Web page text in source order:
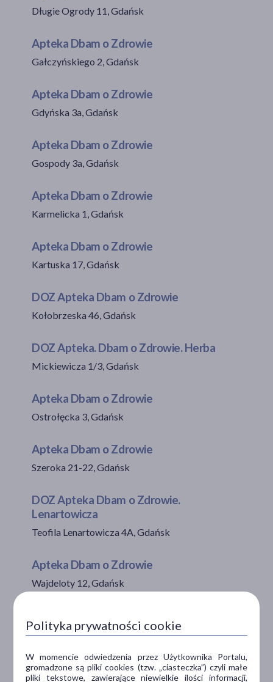
Długie Ogrody 11, Gdańsk
Apteka Dbam o Zdrowie
Gałczyńskiego 2, Gdańsk
Apteka Dbam o Zdrowie
Gdyńska 3a, Gdańsk
Apteka Dbam o Zdrowie
Gospody 3a, Gdańsk
Apteka Dbam o Zdrowie
Karmelicka 1, Gdańsk
Apteka Dbam o Zdrowie
Kartuska 17, Gdańsk
DOZ Apteka Dbam o Zdrowie
Kołobrzeska 46, Gdańsk
DOZ Apteka. Dbam o Zdrowie. Herba
Mickiewicza 1/3, Gdańsk
Apteka Dbam o Zdrowie
Ostrołęcka 3, Gdańsk
Apteka Dbam o Zdrowie
Szeroka 21-22, Gdańsk
DOZ Apteka Dbam o Zdrowie.
Lenartowicza
Teofila Lenartowicza 4A, Gdańsk
Apteka Dbam o Zdrowie
Wajdeloty 12, Gdańsk
Wawelska 23/3c, Gdańsk
Apteka Dbam o Zdrowie
Polityka prywatności cookie
W momencie odwiedzenia przez Użytkownika Portalu,
gromadzone są pliki cookies (tzw. „ciasteczka”) czyli małe
pliki tekstowe, zawierające niewielkie ilości informacji,